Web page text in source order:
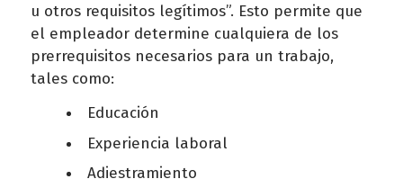
u otros requisitos legítimos”. Esto permite que
el empleador determine cualquiera de los
prerrequisitos necesarios para un trabajo,
tales como:
Educación
Experiencia laboral
Adiestramiento